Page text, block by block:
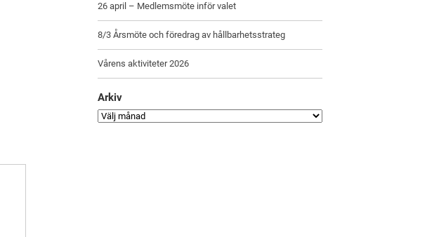
26 april – Medlemsmöte inför valet
8/3 Årsmöte och föredrag av hållbarhetsstrateg
Vårens aktiviteter 2026
Arkiv